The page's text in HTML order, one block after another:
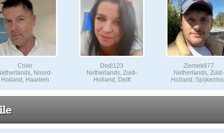
Coler
Noord-
Holland, Haarlem
Dodi123
Netherlands, Zuid-
Holland, Delft
Ziemek877
Netherlands, Zuid-
Holland,